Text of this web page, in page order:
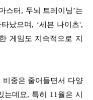
스터, 두뇌 트레이닝’는
났으며, ‘세븐 나이츠',
게임도 지속적으로 지
비중은 줄어들면서 다양
데요, 특히 11월은 시